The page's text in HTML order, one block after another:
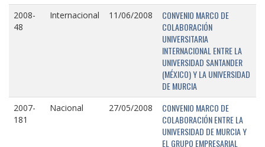
2008-
48
Internacional 11/06/2008
CONVENIO MARCO DE
COLABORACIÓN
UNIVERSITARIA
INTERNACIONAL ENTRE LA
UNIVERSIDAD SANTANDER
(MÉXICO) Y LA UNIVERSIDAD
DE MURCIA
2007-
181
Nacional 27/05/2008
CONVENIO MARCO DE
COLABORACIÓN ENTRE LA
UNIVERSIDAD DE MURCIA Y
EL GRUPO EMPRESARIAL